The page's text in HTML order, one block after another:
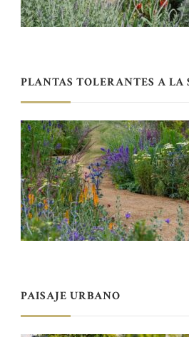
PLANTAS TOLERANTES A LA
PAISAJE URBANO